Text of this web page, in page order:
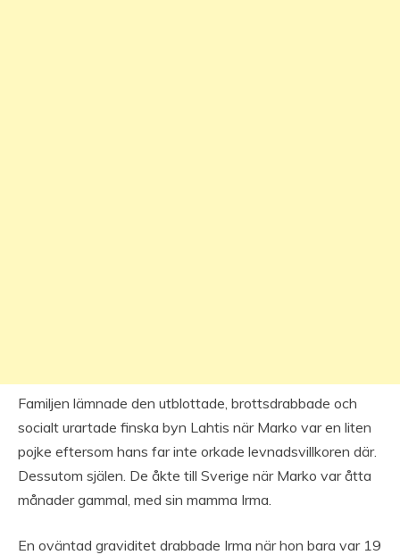
Familjen lämnade den utblottade, brottsdrabbade och
socialt urartade finska byn Lahtis när Marko var en liten
pojke eftersom hans far inte orkade levnadsvillkoren där.
Dessutom själen. De åkte till Sverige när Marko var åtta
månader gammal, med sin mamma Irma.
En oväntad graviditet drabbade Irma när hon bara var 19